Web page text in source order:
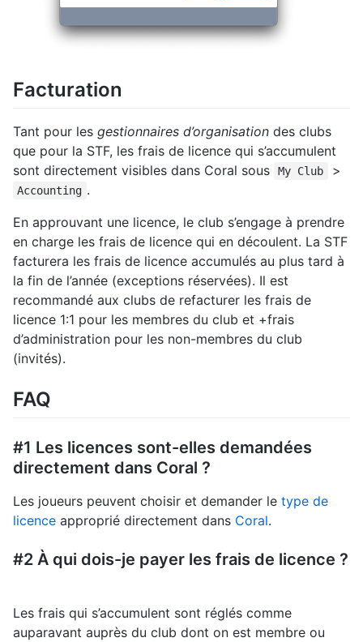
Facturation
Tant pour les gestionnaires d’organisation des clubs
que pour la STF, les frais de licence qui s’accumulent
sont directement visibles dans Coral sous
My Club >
Accounting .
En approuvant une licence, le club s’engage à prendre
en charge les frais de licence qui en découlent. La STF
facturera les frais de licence accumulés au plus tard à
la fin de l’année (exceptions réservées). Il est
recommandé aux clubs de refacturer les frais de
licence 1:1 pour les membres du club et +frais
d’administration pour les non-membres du club
(invités).
⁠FAQ
#1 Les licences sont-elles demandées
directement dans Coral ?
Les joueurs peuvent choisir et demander le type de
licence approprié directement dans Coral.
#2 À qui dois-je payer les frais de licence ?
Les frais qui s’accumulent sont réglés comme
auparavant auprès du club dont on est membre ou